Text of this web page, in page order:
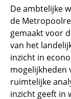
De ambtelijke
de
gemaakt voor
van het
inzicht in
mogelijkheden
ruimtelijke
inzicht geeft in